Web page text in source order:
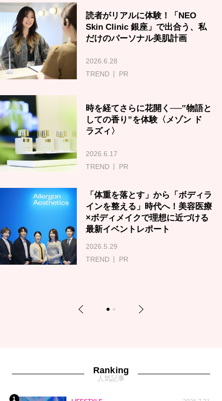
読者がリアルに体験！「NEO
Skin Clinic 銀座」で出合う、私
だけのパーソナル美肌計画
2026.6.28
TREND
PR
時を経てさらに花開く──‟物語と
しての香り”を体験〈メゾン ド
ラズィ〉
2026.6.17
TREND
PR
「体重を落とす」から「ボディラ
インを整える」時代へ！美容医療
×ボディメイクで理想に近づける
最新イベントレポート
2026.5.29
TREND
PR
Previous 1 2 Next
Ranking
人気記事
1